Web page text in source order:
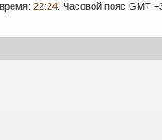
22:24 . Часовой пояс GMT